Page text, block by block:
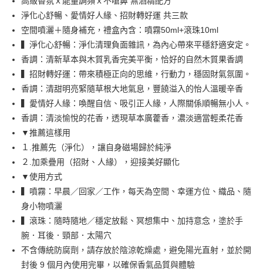
華南商業銀行
彰化商業銀行
上海商業儲蓄銀行
台北富邦商業銀行
國泰世華商業銀行
兆豐國際商業銀行
臺灣中小企業銀行
台中商業銀行
匯豐（台灣）商業銀行
華泰商業銀行
聯邦商業銀行
遠東國際商業銀行
元大商業銀行
永豐商業銀行
玉山商業銀行
星展（台灣）商業銀行
台新國際商業銀行
中國信託商業銀行
台灣樂天信用卡公司
LINE Pay
Apple Pay
悠遊付
全盈+PAY
【大哥付你分期使用說明】
1.本服務由台灣大哥大提供，台灣大哥大用戶可立即使用無須另外申請。
2.付款方式選擇「大哥付你分期」，訂單成立後會自動跳轉到大哥付的交易
成交易。
3.實際核准額度、可分期數及費用金額請依後續交易確認頁面所載為準。
4.訂單成立30分鐘內，如未前往確認交易或遇審核未通過，訂單將自動取
消。如遇「轉專審核」未通過狀況，表示未達大哥付你分期系統評分，恕無
法說明評估內容。
【繳款方式說明】
1.分期款項不併入電信帳單，「大哥付你分期」於每月結算日後寄送繳費提
醒簡訊。
ATM付款
運送方式
全家取貨付款
每筆NT$80，滿NT$588(含以上)免運費
付款後全家取貨
每筆NT$80，滿NT$588(含以上)免運費
淨化心舒暢、愛情好人緣、招財轉好運 共三款
空間噴灑＋隨身補充，禮盒內含：噴霧50ml+滾珠10ml
▍淨化心舒暢：淨化清理負面雜訊，為內心帶來平穩舒適安定。
香調：清新草本與木質乳香完美平衡，恰好的自然木質果香調
▍招財轉好運：帶來積極正向的思維，行動力，穩固財氣氛圍。
香調：清甜明亮緊隨草根大地氣息，豐饒溢入的怡人溫暖辛香
▍愛情好人緣：喚醒自信、吸引正人緣，人際關係順暢無小人。
香調：清淡愉悅的花香，透現草本廣藿香，濃淡適當輕柔花香
▼推薦這樣用
１.推薦先（淨化），讓自身磁場歸於純淨
２.加乘疊用（招財、人緣），迎接美好顯化
▼使用方式
▍噴霧：早晨／回家／工作，每天為空間、幸運方位、織品、隨
身小物噴灑
▍滾珠：隨時隨地／穩定放鬆、冥想集中、加持意念，塗於手
腕．耳後．頸部．太陽穴
不含傳統防腐劑，請存放於陰涼乾燥處，避免陽光直射，並於開
封後 9 個月內使用完畢，以確保香氣品質與體驗